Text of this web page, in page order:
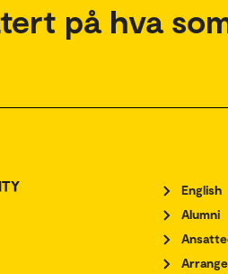
på hva
English
Alumni